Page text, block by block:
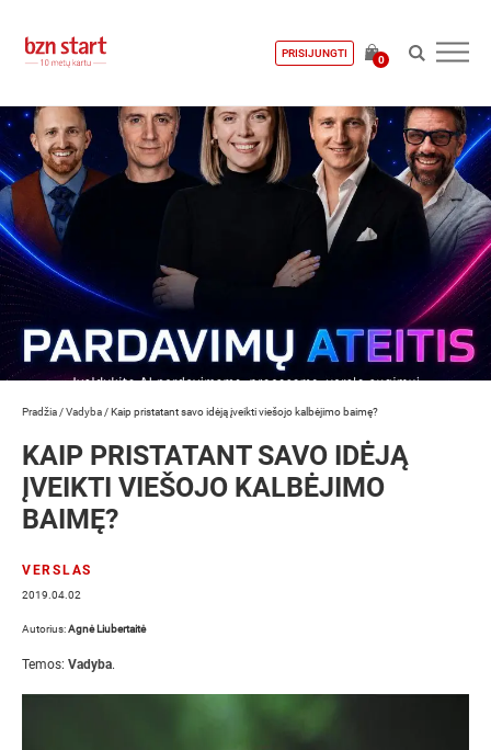
PRISIJUNGTI
0
Pradžia /Vadyba /Kaip pristatant savo idėją įveikti viešojo kalbėjimo baimę?
KAIP PRISTATANT SAVO IDĖJĄ
ĮVEIKTI VIEŠOJO KALBĖJIMO
BAIMĘ?
VERSLAS
2019.04.02
Autorius:Agnė Liubertaitė
Temos: Vadyba.